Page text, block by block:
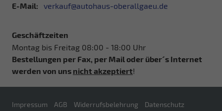
E-Mail:
verkauf@autohaus-oberallgaeu.de
Geschäftzeiten
Montag bis Freitag 08:00 - 18:00 Uhr
Bestellungen per Fax, per Mail oder über´s Internet
werden von uns nicht akzeptiert!
Impressum AGB Widerrufsbelehrung Datenschutz